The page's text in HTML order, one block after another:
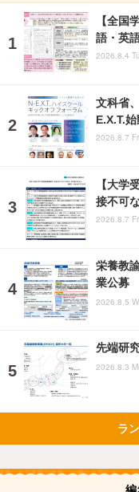
【全国
語・英
2026.8.4
文科省
E.X.T.始
2026.8.7
【大学
接不可
2026.8.7
栄養教
業公募
2026.8.5
先端研
2026.8.3
ラ